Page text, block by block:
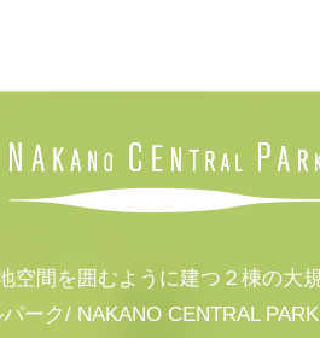
空間を囲むように建つ２棟の大
パーク/ NAKANO CENTRAL